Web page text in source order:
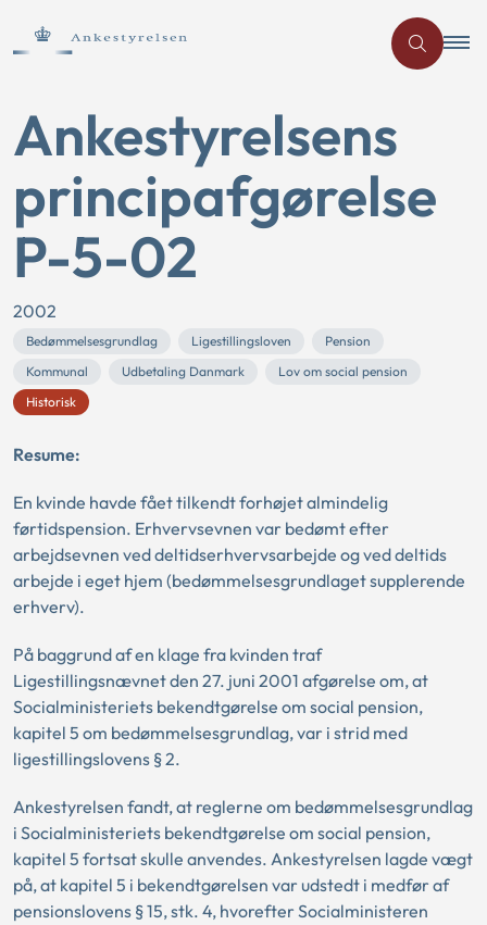
Ankestyrelsens
principafgørelse
P-5-02
2002
Bedømmelsesgrundlag Ligestillingsloven
Pension
Kommunal
Udbetaling Danmark
Lov om social pension
Historisk
Resume:
En kvinde havde fået tilkendt forhøjet almindelig
førtidspension. Erhvervsevnen var bedømt efter
arbejdsevnen ved deltidserhvervsarbejde og ved deltids
arbejde i eget hjem (bedømmelsesgrundlaget supplerende
erhverv).
På baggrund af en klage fra kvinden traf
Ligestillingsnævnet den 27. juni 2001 afgørelse om, at
Socialministeriets bekendtgørelse om social pension,
kapitel 5 om bedømmelsesgrundlag, var i strid med
ligestillingslovens § 2.
Ankestyrelsen fandt, at reglerne om bedømmelsesgrundlag
i Socialministeriets bekendtgørelse om social pension,
kapitel 5 fortsat skulle anvendes. Ankestyrelsen lagde vægt
på, at kapitel 5 i bekendtgørelsen var udstedt i medfør af
pensionslovens § 15, stk. 4, hvorefter Socialministeren